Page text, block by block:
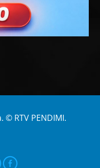
© RTV PENDIMI.